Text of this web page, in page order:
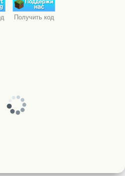
Получить код